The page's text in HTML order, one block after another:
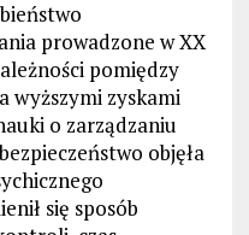
prowadzone w XX
pomiędzy
wyższymi zyskami
o zarządzaniu
objęła
się sposób